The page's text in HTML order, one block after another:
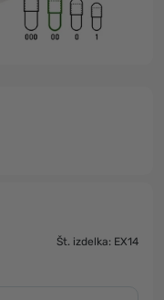
Št. izdelka: EX14